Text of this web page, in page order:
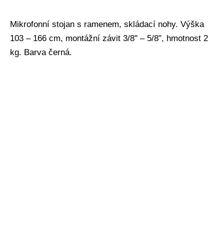
Mikrofonní stojan s ramenem, skládací nohy. Výška
103 – 166 cm, montážní závit 3/8'' – 5/8″, hmotnost 2
kg. Barva černá.